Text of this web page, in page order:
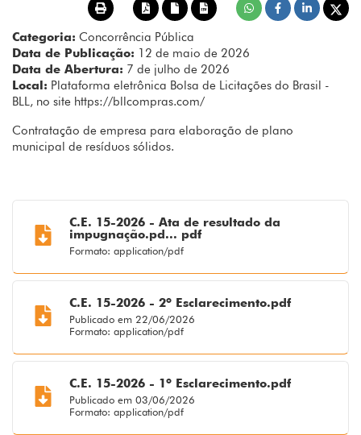
Categoria: Concorrência Pública
Data de Publicação: 12 de maio de 2026
Data de Abertura: 7 de julho de 2026
Local: Plataforma eletrônica Bolsa de Licitações do Brasil -
BLL, no site https://bllcompras.com/
Contratação de empresa para elaboração de plano
municipal de resíduos sólidos.
C.E. 15-2026 - Ata de resultado da
impugnação.pd... pdf
Formato: application/pdf
C.E. 15-2026 - 2º Esclarecimento.pdf
Publicado em 22/06/2026
Formato: application/pdf
C.E. 15-2026 - 1º Esclarecimento.pdf
Publicado em 03/06/2026
Formato: application/pdf